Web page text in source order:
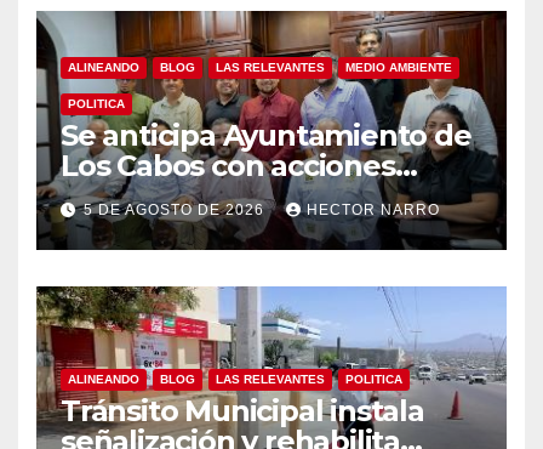
ALINEANDO BLOG LAS RELEVANTES MEDIO AMBIENTE
POLITICA
Se anticipa Ayuntamiento de
Los Cabos con acciones
preventivas ante lluvias en el
centro histórico
5 DE AGOSTO DE 2026 HECTOR NARRO
ALINEANDO BLOG LAS RELEVANTES POLITICA
Tránsito Municipal instala
señalización y rehabilita